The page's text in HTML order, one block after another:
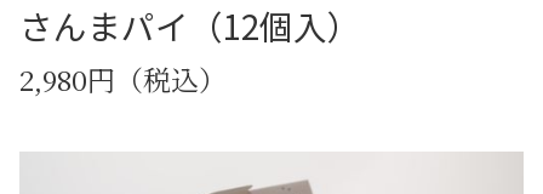
さんまパイ（12個入）
2,980円（税込）